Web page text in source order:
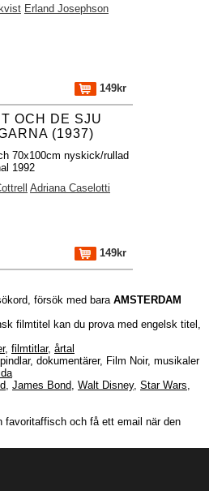
Erland Josephson
149kr
OCH DE SJU
(1937)
70x100cm nyskick/rullad
1992
Adriana Caselotti
149kr
försök med bara AMSTERDAM
filmtitel kan du prova med engelsk titel,
, filmtitlar, årtal
dokumentärer, Film Noir, musikaler
, James Bond, Walt Disney, Star Wars,
favoritaffisch och få ett email när den